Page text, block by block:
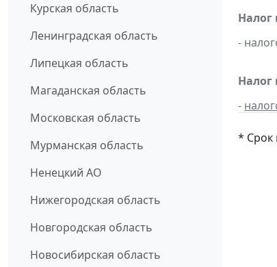
Курская область
Ленинградская область
Липецкая область
Магаданская область
Московская область
Мурманская область
Ненецкий АО
Нижегородская область
Новгородская область
Новосибирская область
Налог
-
-
* Срок